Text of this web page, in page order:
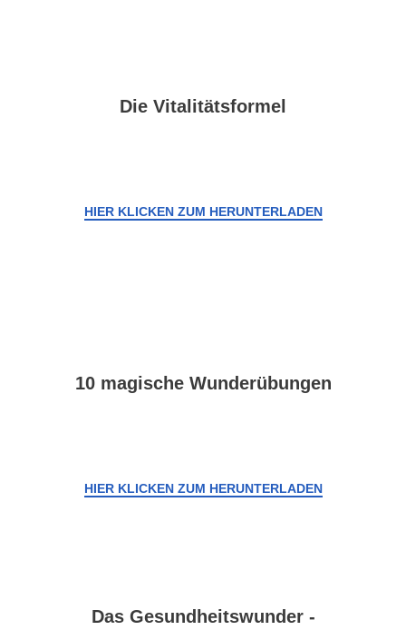
Die Vitalitätsformel
HIER KLICKEN ZUM HERUNTERLADEN
10 magische Wunderübungen
HIER KLICKEN ZUM HERUNTERLADEN
Das Gesundheitswunder -